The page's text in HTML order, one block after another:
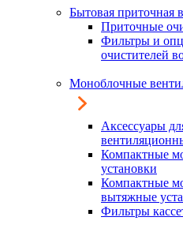
Бытовая приточная
Приточные
Фильтры и
очистителей
Моноблочные
Аксессуары
Компактные
установки
Компактные
вытяжные
Фильтры